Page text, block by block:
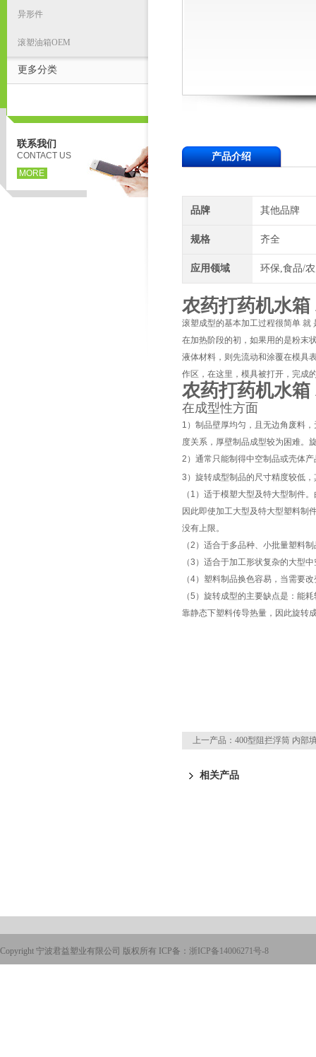
异形件
滚塑油箱OEM
更多分类
联系我们
CONTACT US
MORE
产品介绍
品牌 其他品牌
规格 齐全
应用领域 环保,食品/
农药打药机水
滚塑成型的基本加工过程很简单 就
在加热阶段的初，如果用的是粉末
液体材料，则先流动和涂覆在模具
作区，在这里，模具被打开，完成
农药打药机水
在成型性方面
1 ）制品壁厚均匀，且无边角废料
度关系，厚壁制品成型较为困难。
2 ）通常只能制得中空制品或壳体
3 ）旋转成型制品的尺寸精度较低
（ 1 ）适于模塑大型及特大型制件
因此即使加工大型及特大型塑料制
没有上限。
（2 ）适合于多品种、小批量塑料
（3 ）适合于加工形状复杂的大型
（4）塑料制品换色容易，当需要
（5 ）旋转成型的主要缺点是：能
靠静态下塑料传导热量，因此旋转
上一产品： 400型阻拦浮筒 内部
相关产品
Copyright 宁波君益塑业有限公司 版权所有 ICP备： 浙ICP备14006271号-8